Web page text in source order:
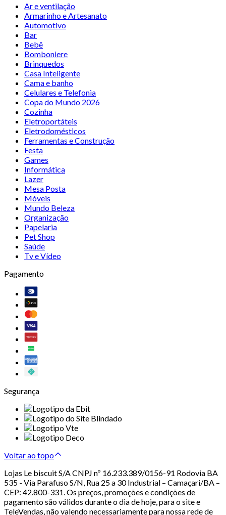
Ar e ventilação
Armarinho e Artesanato
Automotivo
Bar
Bebê
Bomboniere
Brinquedos
Casa Inteligente
Cama e banho
Celulares e Telefonia
Copa do Mundo 2026
Cozinha
Eletroportáteis
Eletrodomésticos
Ferramentas e Construção
Festa
Games
Informática
Lazer
Mesa Posta
Móveis
Mundo Beleza
Organização
Papelaria
Pet Shop
Saúde
Tv e Vídeo
Pagamento
Segurança
Voltar ao topo
Lojas Le biscuit S/A CNPJ nº 16.233.389/0156-91 Rodovia BA
535 - Via Parafuso S/N, Rua 25 a 30 Industrial – Camaçari/BA –
CEP: 42.800-331. Os preços, promoções e condições de
pagamento são válidos durante o dia de hoje, para o site e
TeleVendas, não valendo necessariamente para nossa rede de